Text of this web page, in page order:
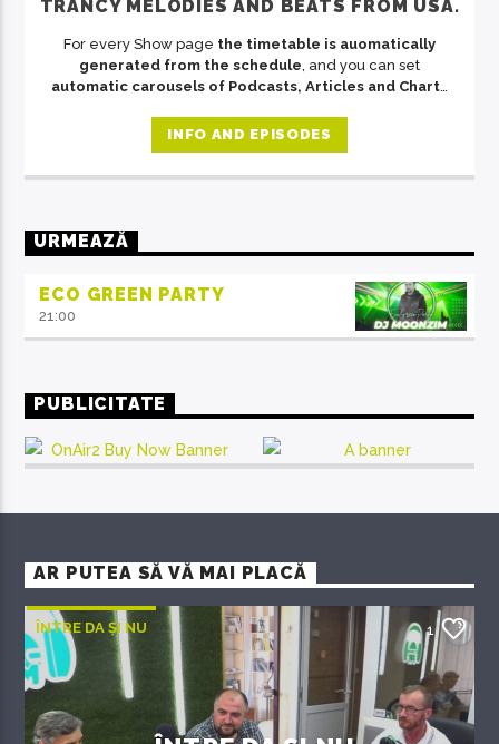
TRANCY MELODIES AND BEATS FROM USA.
For every Show page the timetable is auomatically
generated from the schedule, and you can set
automatic carousels of Podcasts, Articles and Charts
Sed justo mauris, auctor eget tellus nec, pellentesque
varius mauris. Sed eu congue nulla, et tincidunt justo.
Aliquam semper faucibus odio id varius. Suspendisse
INFO AND EPISODES
URMEAZĂ
ECO GREEN PARTY
21:00
PUBLICITATE
AR PUTEA SĂ VĂ MAI PLACĂ
ÎNTRE DA ȘI NU 1